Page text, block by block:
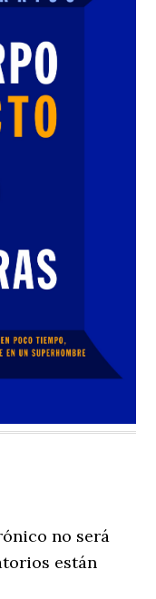
no será
están